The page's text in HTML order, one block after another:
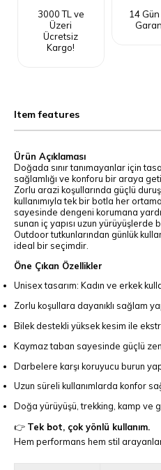
3000 TL ve
Üzeri
Ücretsiz
Kargo!
14
Item features
Ürün Açıklaması
Doğada sınır tanımayanlar için
sağlamlığı ve konforu bir araya
Zorlu arazi koşullarında güçlü
kullanımıyla tek bir botla her
sayesinde dengeni korumana
sunan iç yapısı uzun yürüyüşlerde
Outdoor tutkunlarından günlük
ideal bir seçimdir.
Öne Çıkan Özellikler
Unisex tasarım: Kadın ve erkek
Zorlu koşullara dayanıklı sağlam
Bilek destekli yüksek kesim ile
Kaymaz taban sayesinde güçlü
Darbelere karşı koruyucu burun
Uzun süreli kullanımlarda konfor
Doğa yürüyüşü, trekking, kamp ve
👉 Tek bot, çok yönlü kullanım.
Hem performans hem stil